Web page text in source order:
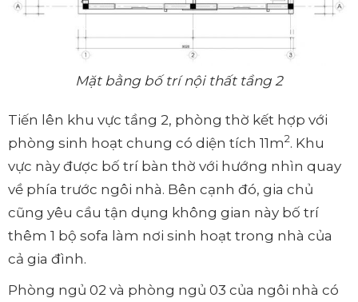
Mặt bằng bố trí nội thất tầng 2
Tiến lên khu vực tầng 2, phòng thờ kết hợp với
phòng sinh hoạt chung có diện tích 11m2. Khu
vực này được bố trí bàn thờ với hướng nhìn quay
về phía trước ngôi nhà. Bên cạnh đó, gia chủ
cũng yêu cầu tận dụng không gian này bố trí
thêm 1 bộ sofa làm nơi sinh hoạt trong nhà của
cả gia đình.
Phòng ngủ 02 và phòng ngủ 03 của ngôi nhà có